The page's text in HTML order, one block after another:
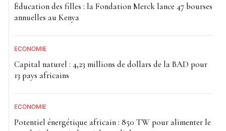
Éducation des filles : la Fondation Merck lance 47 bourses
annuelles au Kenya
ECONOMIE
Capital naturel : 4,23 millions de dollars de la BAD pour
13 pays africains
ECONOMIE
Potentiel énergétique africain : 850 TW pour alimenter le